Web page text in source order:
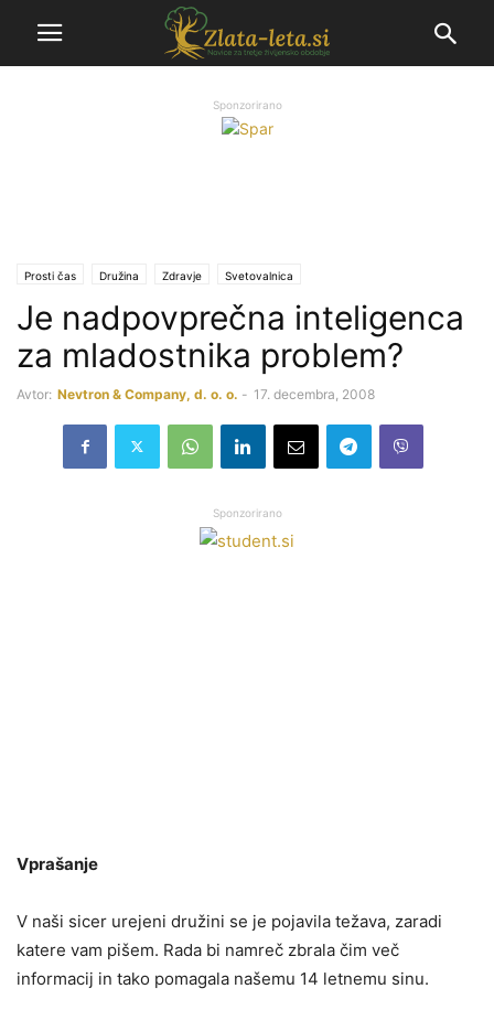
Sponzorirano
Prosti čas Družina Zdravje Svetovalnica
Je nadpovprečna inteligenca
za mladostnika problem?
Avtor: Nevtron & Company, d. o. o. - 17. decembra, 2008
Sponzorirano
Vprašanje
V naši sicer urejeni družini se je pojavila težava, zaradi
katere vam pišem. Rada bi namreč zbrala čim več
informacij in tako pomagala našemu 14 letnemu sinu.